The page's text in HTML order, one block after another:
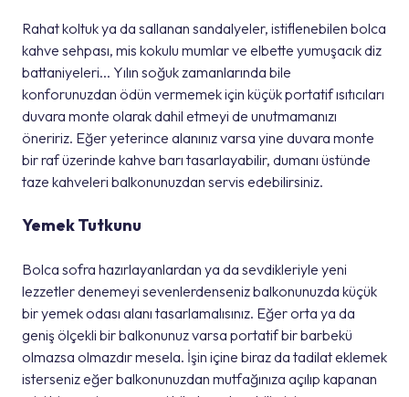
Rahat koltuk ya da sallanan sandalyeler, istiflenebilen bolca
kahve sehpası, mis kokulu mumlar ve elbette yumuşacık diz
battaniyeleri... Yılın soğuk zamanlarında bile
konforunuzdan ödün vermemek için küçük portatif ısıtıcıları
duvara monte olarak dahil etmeyi de unutmamanızı
öneririz. Eğer yeterince alanınız varsa yine duvara monte
bir raf üzerinde kahve barı tasarlayabilir, dumanı üstünde
taze kahveleri balkonunuzdan servis edebilirsiniz.
Yemek Tutkunu
Bolca sofra hazırlayanlardan ya da sevdikleriyle yeni
lezzetler denemeyi sevenlerdenseniz balkonunuzda küçük
bir yemek odası alanı tasarlamalısınız. Eğer orta ya da
geniş ölçekli bir balkonunuz varsa portatif bir barbekü
olmazsa olmazdır mesela. İşin içine biraz da tadilat eklemek
isterseniz eğer balkonunuzdan mutfağınıza açılıp kapanan